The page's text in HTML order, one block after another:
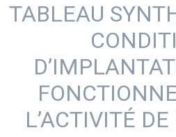
TABLEAU
L’ACTIVITÉ